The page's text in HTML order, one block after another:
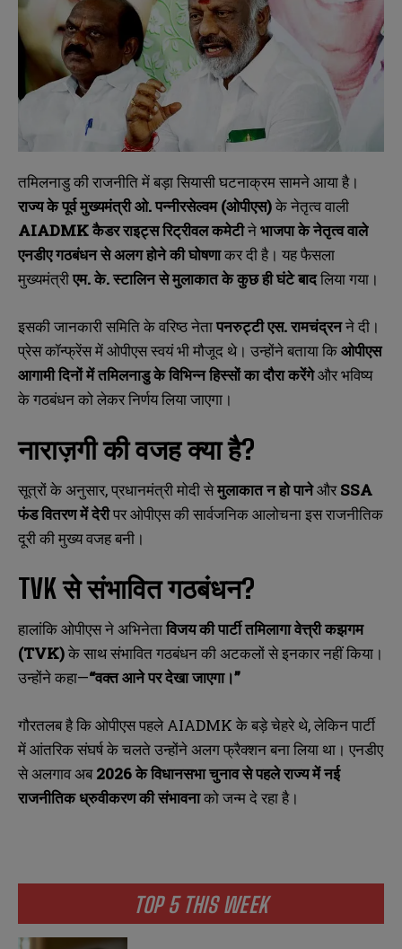
TOP 5 THIS WEEK
तमिलनाडु की राजनीति में बड़ा सियासी घटनाक्रम सामने आया है।
राज्य के पूर्व मुख्यमंत्री ओ. पन्नीरसेल्वम (ओपीएस)के नेतृत्व वाली
AIADMKकैडर राइट्स रिट्रीवल कमेटीनेभाजपा के नेतृत्व वाले
एनडीए गठबंधन से अलग होने की घोषणाकर दी है। यह फैसला
मुख्यमंत्रीएम. के. स्टालिन से मुलाकात के कुछ ही घंटे बादलिया गया।
इसकी जानकारी समिति के वरिष्ठ नेतापनरुट्टी एस. रामचंद्रनने दी।
प्रेस कॉन्फ्रेंस में ओपीएस स्वयं भी मौजूद थे। उन्होंने बताया किओपीएस
आगामी दिनों में तमिलनाडु के विभिन्न हिस्सों का दौरा करेंगेऔर भविष्य
के गठबंधन को लेकर निर्णय लिया जाएगा।
नाराज़गी की वजह क्या है?
सूत्रों के अनुसार, प्रधानमंत्री मोदी सेमुलाकात न हो पानेऔरSSA
फंड वितरण में देरीपर ओपीएस की सार्वजनिक आलोचना इस राजनीतिक
दूरी की मुख्य वजह बनी।
TVK से संभावित गठबंधन?
हालांकि ओपीएस ने अभिनेताविजय की पार्टी तमिलागा वेत्त्री कझगम
(TVK)के साथ संभावित गठबंधन की अटकलों से इनकार नहीं किया।
उन्होंने कहा—“वक्त आने पर देखा जाएगा।”
गौरतलब है कि ओपीएस पहले AIADMK के बड़े चेहरे थे, लेकिन पार्टी
में आंतरिक संघर्ष के चलते उन्होंने अलग फ्रैक्शन बना लिया था। एनडीए
से अलगाव अब2026के विधानसभा चुनाव से पहले राज्य में नई
राजनीतिक ध्रुवीकरण की संभावनाको जन्म दे रहा है।